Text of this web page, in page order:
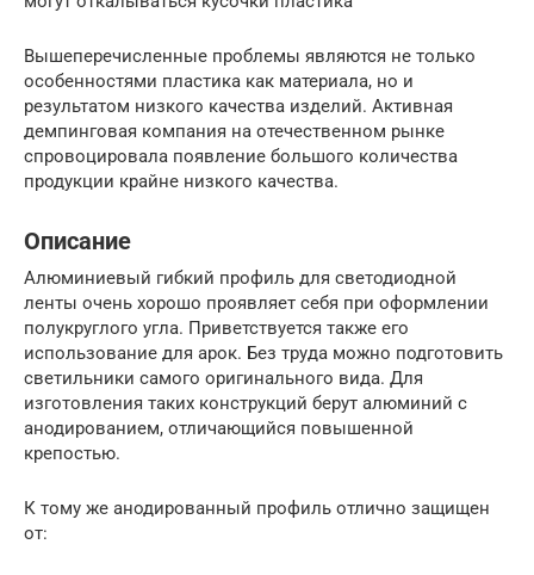
Вышеперечисленные проблемы являются не только
особенностями пластика как материала, но и
результатом низкого качества изделий. Активная
демпинговая компания на отечественном рынке
спровоцировала появление большого количества
продукции крайне низкого качества.
Описание
Алюминиевый гибкий профиль для светодиодной
ленты очень хорошо проявляет себя при оформлении
полукруглого угла. Приветствуется также его
использование для арок. Без труда можно подготовить
светильники самого оригинального вида. Для
изготовления таких конструкций берут алюминий с
анодированием, отличающийся повышенной
крепостью.
К тому же анодированный профиль отлично защищен
от: